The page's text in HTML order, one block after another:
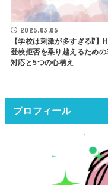
2025.03.05
【学校は刺激が多すぎる⁉】
登校拒否を乗り越えるための
対応と5つの心構え
プロフィール